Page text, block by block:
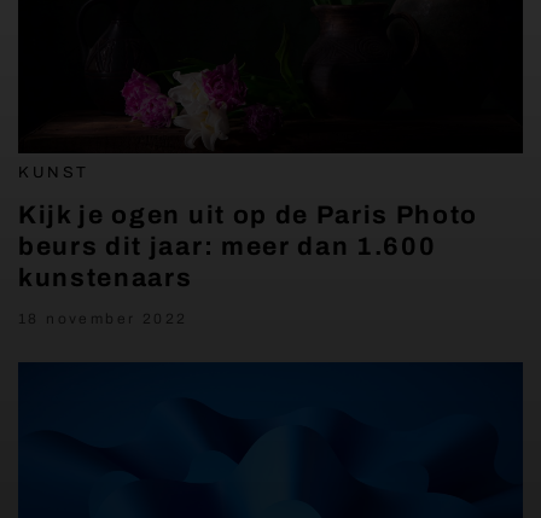
KUNST
Kijk je ogen uit op de Paris Photo
beurs dit jaar: meer dan 1.600
kunstenaars
18 november 2022